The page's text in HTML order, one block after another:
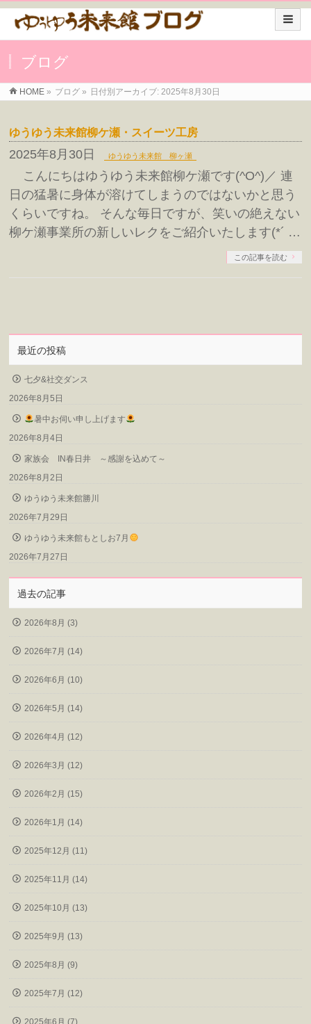
ブログ
HOME » ブログ » 日付別アーカイブ: 2025年8月30日
ゆうゆう未来館柳ケ瀬・スイーツ工房
2025年8月30日 ゆうゆう未来館 柳ヶ瀬
こんにちはゆうゆう未来館柳ケ瀬です(^O^)／ 連
日の猛暑に身体が溶けてしまうのではないかと思う
くらいですね。 そんな毎日ですが、笑いの絶えない
柳ケ瀬事業所の新しいレクをご紹介いたします(*´ …
この記事を読む
最近の投稿
七夕&社交ダンス
2026年8月5日
暑中お伺い申し上げます
2026年8月4日
家族会 IN春日井 ～感謝を込めて～
2026年8月2日
ゆうゆう未来館勝川
2026年7月29日
ゆうゆう未来館もとしお7月
2026年7月27日
過去の記事
2026年8月 (3)
2026年7月 (14)
2026年6月 (10)
2026年5月 (14)
2026年4月 (12)
2026年3月 (12)
2026年2月 (15)
2026年1月 (14)
2025年12月 (11)
2025年11月 (14)
2025年10月 (13)
2025年9月 (13)
2025年8月 (9)
2025年7月 (12)
2025年6月 (7)